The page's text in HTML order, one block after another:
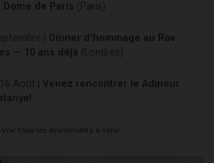
Dome de Paris (Paris)
|
Dinner d'hommage au Rav
— 10 ans déjà (Londres)
Août | Venez rencontrer le Admour
Voir tous les événements à venir